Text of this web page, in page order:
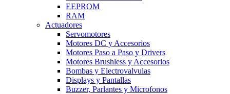
EEPROM
RAM
Actuadores
Servomotores
Motores DC y Accesorios
Motores Paso a Paso y Drivers
Motores Brushless y Accesorios
Bombas y Electrovalvulas
Displays y Pantallas
Buzzer, Parlantes y Microfonos